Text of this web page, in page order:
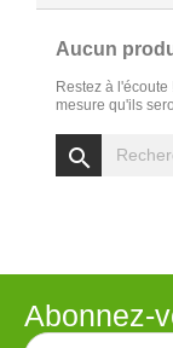
Aucun
Restez à
mesure qu'ils
search
Abonnez-